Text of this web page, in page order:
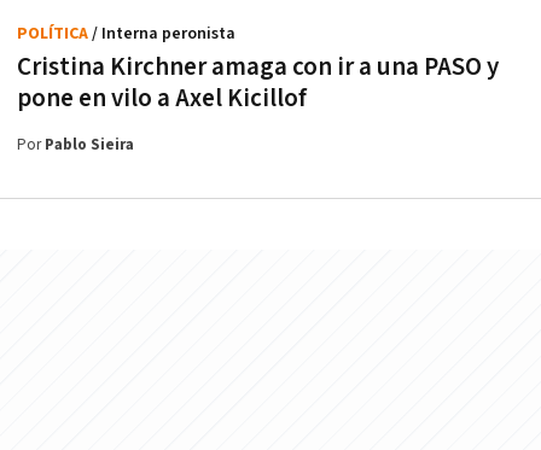
Cristina Kirchner amaga con ir a una PASO y
pone en vilo a Axel Kicillof
POLÍTICA/ Interna peronista
PorPablo Sieira